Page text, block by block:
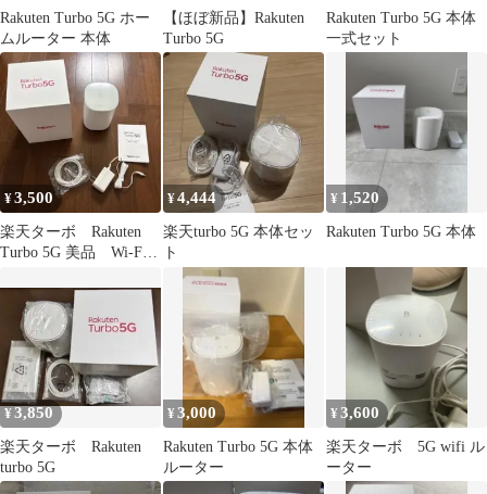
Rakuten Turbo 5G ホー
ムルーター 本体
【ほぼ新品】Rakuten
Turbo 5G
Rakuten Turbo 5G 本体
一式セット
¥3,500
楽天ターボ Rakuten
Turbo 5G 美品 Wi-Fi
¥4,444
楽天turbo 5G 本体セッ
ト
¥ 1,520
Rakuten Turbo 5G 本体
¥3,850
楽天ターボ Rakuten
turbo 5G
¥3,000
Rakuten Turbo 5G 本体
ルーター
¥3,600
楽天ターボ 5G wifi ル
ーター